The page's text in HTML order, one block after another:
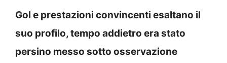
Gol e prestazioni convincenti esaltano il
suo profilo, tempo addietro era stato
persino messo sotto osservazione